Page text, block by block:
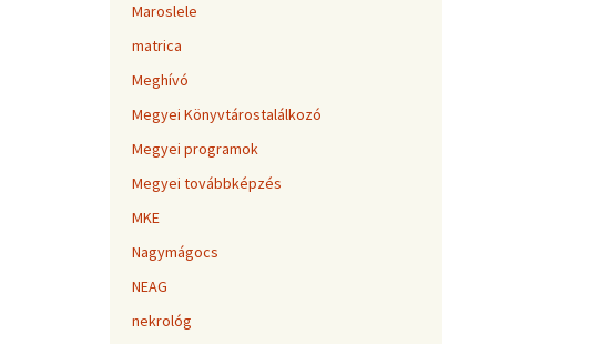
Maroslele
matrica
Meghívó
Megyei Könyvtárostalálkozó
Megyei programok
Megyei továbbképzés
MKE
Nagymágocs
NEAG
nekrológ